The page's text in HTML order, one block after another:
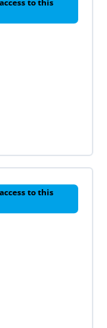
to this
to this